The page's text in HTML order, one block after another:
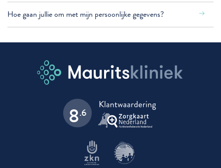
Hoe gaan jullie om met mijn persoonlijke gegevens?
8.6